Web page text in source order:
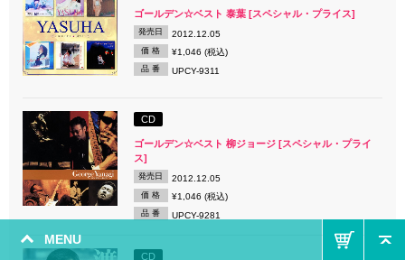
MENU
ゴールデン☆ベスト 泰葉 [スペシャル・プライス]
発売日 2012.12.05
価 格 ¥1,046 (税込)
品 番 UPCY-9311
CD
ゴールデン☆ベスト 柳ジョージ [スペシャル・プライ
ス]
発売日 2012.12.05
価 格 ¥1,046 (税込)
品 番 UPCY-9281
CD